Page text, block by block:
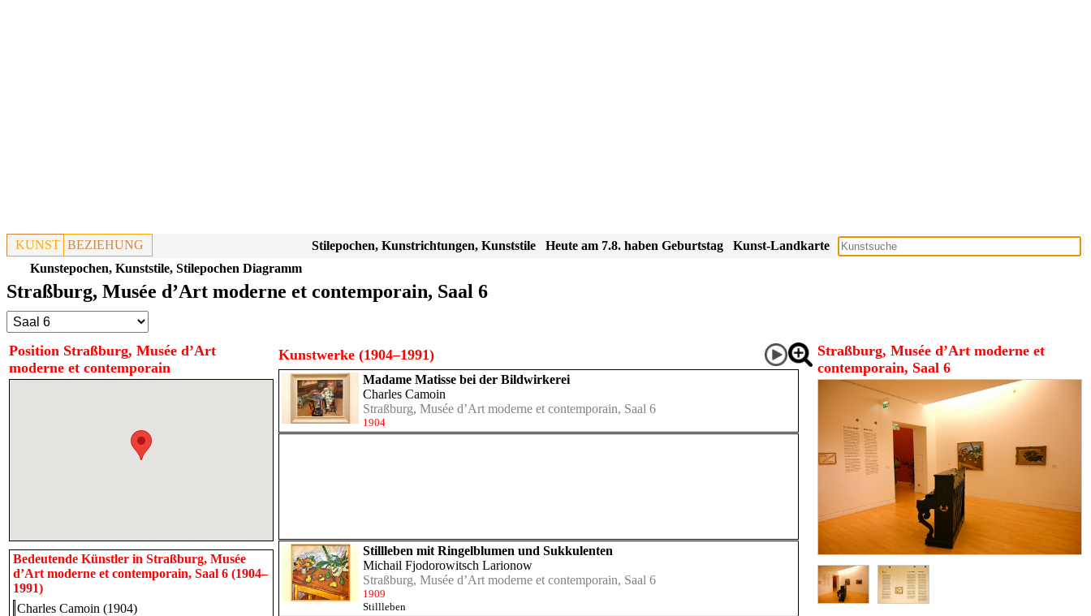
KUNST BEZIEHUNG Kunst-Landkarte
Heute am 7.8. haben Geburtstag
Stilepochen, Kunstrichtungen, Kunststile
Kunstepochen, Kunststile, Stilepochen Diagramm
Straßburg, Musée d’Art moderne et contemporain, Saal 6
Position Straßburg, Musée d’Art
moderne et contemporain
Bedeutende Künstler in Straßburg, Musée
d’Art moderne et contemporain, Saal 6 (1904–
1991)
Charles Camoin (1904)
Kunstwerke (1904–1991)
Madame Matisse bei der Bildwirkerei
Charles Camoin
Straßburg, Musée d’Art moderne et contemporain, Saal 6
1904
Stillleben mit Ringelblumen und Sukkulenten
Michail Fjodorowitsch Larionow
Straßburg, Musée d’Art moderne et contemporain, Saal 6
1909
Stillleben
Straßburg, Musée d’Art moderne et
contemporain, Saal 6